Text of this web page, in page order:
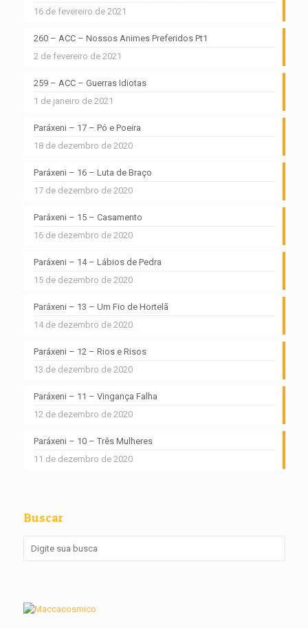
16 de fevereiro de 2021
260 – ACC – Nossos Animes Preferidos Pt1
2 de fevereiro de 2021
259 – ACC – Guerras Idiotas
1 de janeiro de 2021
Paráxeni – 17 – Pó e Poeira
18 de dezembro de 2020
Paráxeni – 16 – Luta de Braço
17 de dezembro de 2020
Paráxeni – 15 – Casamento
16 de dezembro de 2020
Paráxeni – 14 – Lábios de Pedra
15 de dezembro de 2020
Paráxeni – 13 – Um Fio de Hortelã
14 de dezembro de 2020
Paráxeni – 12 – Rios e Risos
13 de dezembro de 2020
Paráxeni – 11 – Vingança Falha
12 de dezembro de 2020
Paráxeni – 10 – Três Mulheres
11 de dezembro de 2020
Buscar